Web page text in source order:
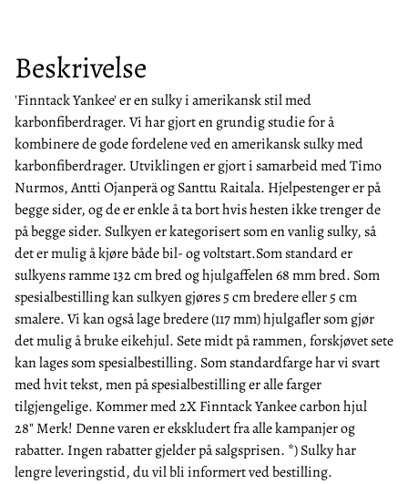
Beskrivelse
'Finntack Yankee' er en sulky i amerikansk stil med
karbonfiberdrager. Vi har gjort en grundig studie for å
kombinere de gode fordelene ved en amerikansk sulky med
karbonfiberdrager. Utviklingen er gjort i samarbeid med Timo
Nurmos, Antti Ojanperä og Santtu Raitala. Hjelpestenger er på
begge sider, og de er enkle å ta bort hvis hesten ikke trenger de
på begge sider. Sulkyen er kategorisert som en vanlig sulky, så
det er mulig å kjøre både bil- og voltstart.Som standard er
sulkyens ramme 132 cm bred og hjulgaffelen 68 mm bred. Som
spesialbestilling kan sulkyen gjøres 5 cm bredere eller 5 cm
smalere. Vi kan også lage bredere (117 mm) hjulgafler som gjør
det mulig å bruke eikehjul. Sete midt på rammen, forskjøvet sete
kan lages som spesialbestilling. Som standardfarge har vi svart
med hvit tekst, men på spesialbestilling er alle farger
tilgjengelige. Kommer med 2X Finntack Yankee carbon hjul
28" Merk! Denne varen er ekskludert fra alle kampanjer og
rabatter. Ingen rabatter gjelder på salgsprisen. *) Sulky har
lengre leveringstid, du vil bli informert ved bestilling.